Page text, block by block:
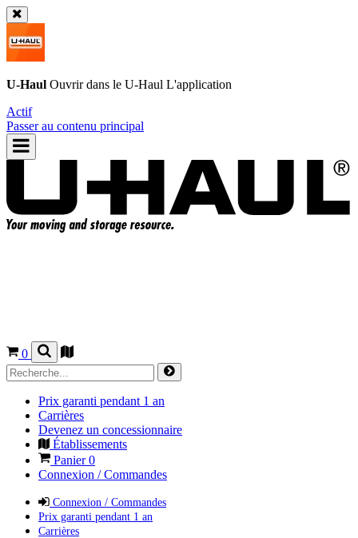
U-Haul Ouvrir dans le U-Haul L'application
Actif
Passer au contenu principal
0
Prix garanti pendant 1 an
Carrières
Devenez un concessionnaire
Établissements
Panier0
Connexion / Commandes
Connexion / Commandes
Prix garanti pendant 1 an
Carrières